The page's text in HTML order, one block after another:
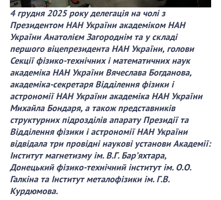
Громадські організації
ДІЯЛЬНІСТЬ
Засідання Президії НАН України
Сесії Загальних зборів НАН України
Річні звіти НАН України
Річні фінансові звіти НАН України
Наукові публікації та видавнича діяльність
Охорона прав інтелектуальної власності та
трансфер технологій в наукових установах
Наукові об'єкти, що становлять національне
надбання
4 грудня 2025 року делегація на чолі з
Президентом НАН України академіком НАН
України Анатолієм Загороднім та у складі
першого віцепрезидента НАН України, голови
Секції фізико-технічних і математичних наук
академіка НАН України Вячеслава Богданова,
академіка-секретаря Відділення фізики і
астрономії НАН України академіка НАН України
Михайла Бондаря, а також представників
структурних підрозділів апарату Президії та
Відділення фізики і астрономії НАН України
відвідала три провідні наукові установи Академії:
Інститут магнетизму ім. В.Г. Бар’яхтара,
Донецький фізико-технічний інститут ім. О.О.
Галкіна та Інститут металофізики ім. Г.В.
Курдюмова.